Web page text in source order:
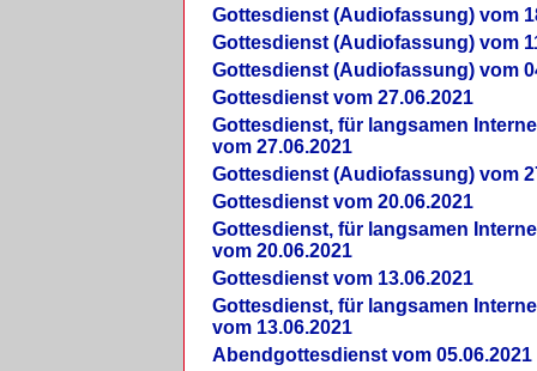
Gottesdienst (Audiofassung) vom
Gottesdienst (Audiofassung) vom
Gottesdienst (Audiofassung) vom
Gottesdienst vom 27.06.2021
Gottesdienst, für langsamen
vom 27.06.2021
Gottesdienst (Audiofassung) vom
Gottesdienst vom 20.06.2021
Gottesdienst, für langsamen
vom 20.06.2021
Gottesdienst vom 13.06.2021
Gottesdienst, für langsamen
vom 13.06.2021
Abendgottesdienst vom 05.06.2021